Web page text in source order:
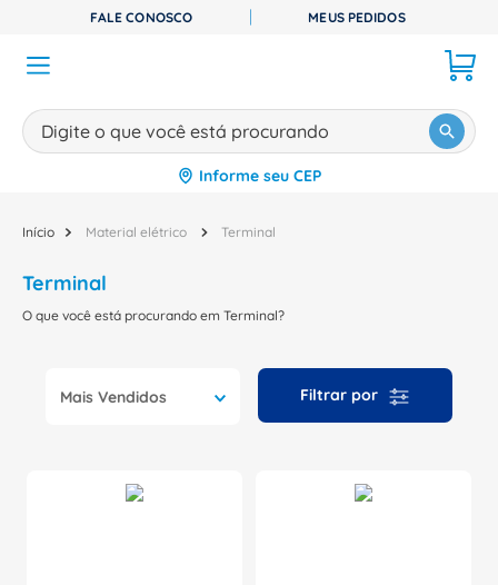
FALE CONOSCO MEUS PEDIDOS
Digite o que você está procurando
Informe seu CEP
Material elétrico Terminal
Terminal
O que você está procurando em Terminal?
Mais Vendidos
TERMOS MAIS BUSCADOS
1 disjuntor
caixa passagem